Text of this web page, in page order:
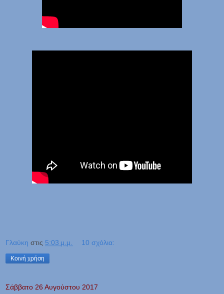
Γλαύκη στις 5:03 μ.μ. 10 σχόλια:
Κοινή χρήση
Σάββατο 26 Αυγούστου 2017